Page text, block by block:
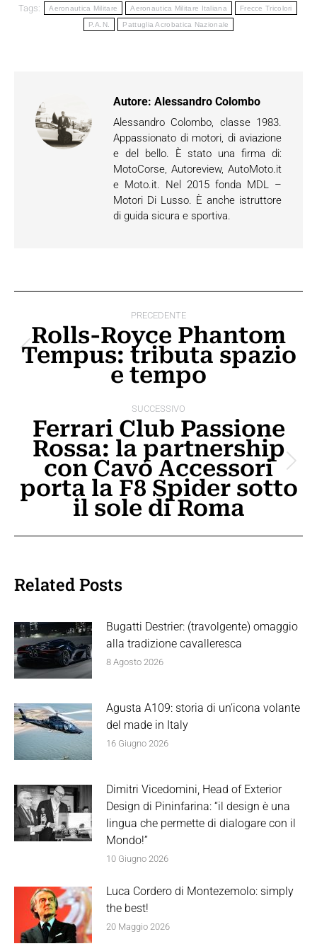
Tags: Aeronautica Militare Aeronautica Militare Italiana Frecce Tricolori
P.A.N. Pattuglia Acrobatica Nazionale
Autore: Alessandro Colombo
Alessandro Colombo, classe 1983.
Appassionato di motori, di aviazione
e del bello. È stato una firma di:
MotoCorse, Autoreview, AutoMoto.it
e Moto.it. Nel 2015 fonda MDL –
Motori Di Lusso. È anche istruttore
di guida sicura e sportiva.
tra
PRECEDENTE
Post
precedente:
Rolls-Royce Phantom
Tempus: tributa spazio
e tempo
SUCCESSIVO
Prossimo
post:
Ferrari Club Passione
Rossa: la partnership
con Cavó Accessori
porta la F8 Spider sotto
il sole di Roma
Related Posts
Bugatti Destrier: (travolgente) omaggio
alla tradizione cavalleresca
8 Agosto 2026
Agusta A109: storia di un’icona volante
del made in Italy
16 Giugno 2026
Dimitri Vicedomini, Head of Exterior
Design di Pininfarina: “il design è una
lingua che permette di dialogare con il
Mondo!”
10 Giugno 2026
Luca Cordero di Montezemolo: simply
the best!
20 Maggio 2026